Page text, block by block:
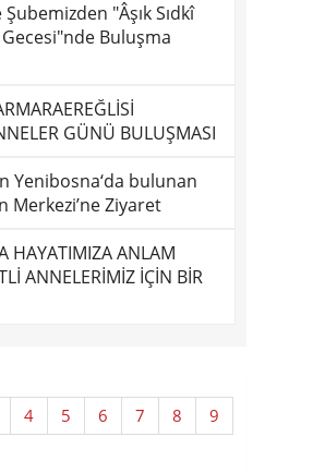
"Âşık Sıdkî
Gecesi"nde Buluşma
GÜNÜ BULUŞMASI
Yenibosna‘da bulunan
Merkezi’ne Ziyaret
HAYATIMIZA ANLAM
ANNELERİMİZ İÇİN BİR
4 5 6 7 8
9